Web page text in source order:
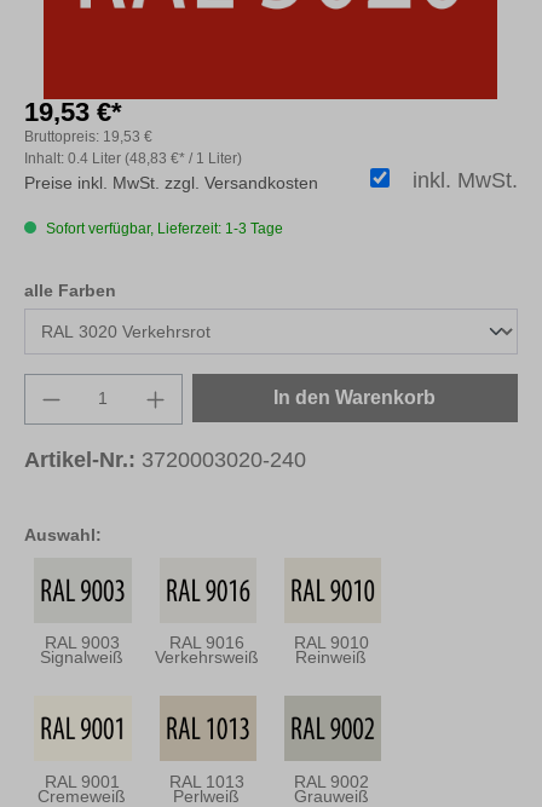
Auswahl:
RAL 9003
Signalweiß
RAL 9016
Verkehrsweiß
RAL 9010
Reinweiß
RAL 9001
Cremeweiß
RAL 1013
Perlweiß
RAL 9002
Grauweiß
19,53 €*
Inhalt: 0.4 Liter (48,83 €* / 1 Liter)
Bruttopreis: 19,53 €
inkl. MwSt.
Preise inkl. MwSt. zzgl. Versandkosten
Sofort verfügbar, Lieferzeit: 1-3 Tage
alle Farben
Produkt Anzahl: Gib den gewünschten
In den Warenkorb
Artikel-Nr.: 3720003020-240